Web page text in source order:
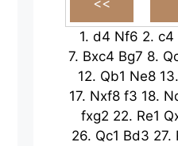
1. d4 Nf6 2. c4
7. Bxc4 Bg7 8.
12. Qb1 Ne8 13.
17. Nxf8 f3 18.
fxg2 22. Re1
26. Qc1 Bd3 27.